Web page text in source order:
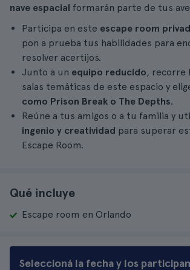
nave espacial formarán parte de tus
Participa en este escape room
pon a prueba tus habilidades para
resolver acertijos.
Junto a un equipo reducido, recorre
salas temáticas de este espacio y
como Prison Break o The Depths.
Reúne a tus amigos o a tu familia y
ingenio y creatividad para superar
Escape Room.
Qué incluye
Escape room en Orlando
Seleccioná la fecha y los